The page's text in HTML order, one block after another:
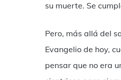
su muerte. Se
Pero, más allá del
Evangelio de hoy,
pensar que no era